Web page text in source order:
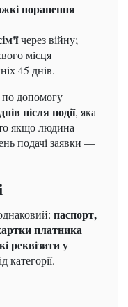
поранення
через війну;
місця
45 днів.
допомогу
після події, яка
якщо людина
подачі заявки —
паспорт,
платника
реквізити у
категорії.